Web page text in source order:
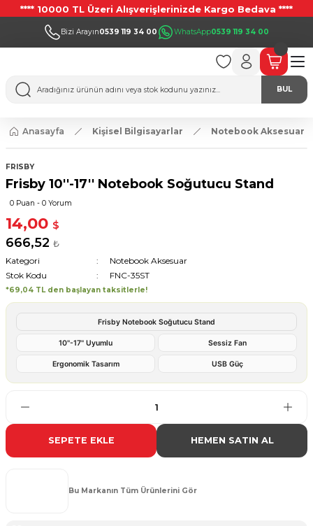
**** 10000 TL Üzeri Alışverişlerinizde Kargo Bedava ****
Bizi Arayın0539 119 34 00 WhatsApp0539 119 34 00
BUL
Anasayfa Kişisel Bilgisayarlar Notebook Aksesuar
FRISBY
Frisby 10''-17'' Notebook Soğutucu Stand
0 Puan - 0 Yorum
14,00 $
666,52 ₺
Kategori
Notebook Aksesuar
Stok Kodu
FNC-35ST
*69,04 TL den başlayan taksitlerle!
Frisby Notebook Soğutucu Stand
10''-17'' Uyumlu Sessiz Fan
Ergonomik Tasarım USB Güç
SEPETE EKLE HEMEN SATIN AL
Bu Markanın Tüm Ürünlerini Gör